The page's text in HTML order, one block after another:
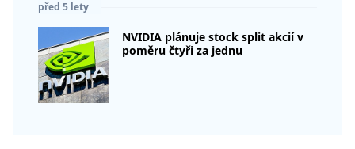
před 5 lety
NVIDIA plánuje stock split akcií v
poměru čtyři za jednu